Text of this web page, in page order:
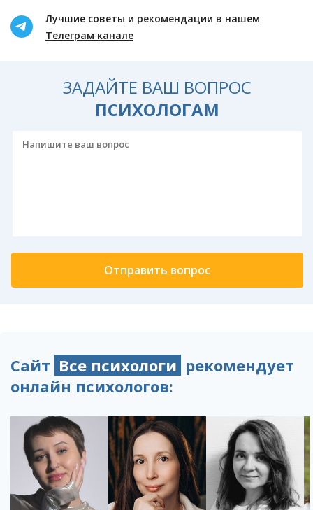
Лучшие советы и рекомендации в нашем
Телеграм канале
ЗАДАЙТЕ ВАШ ВОПРОС
ПСИХОЛОГАМ
Сайт Все психологи рекомендует
онлайн психологов: